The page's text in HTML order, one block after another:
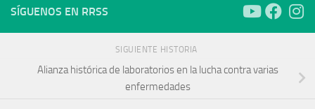
SÍGUENOS EN RRSS
SIGUIENTE HISTORIA
Alianza histórica de laboratorios en la lucha contra varias
enfermedades